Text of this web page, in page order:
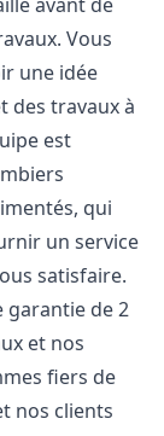
Vous
une idée
des travaux à
est
qui
un service
satisfaire.
garantie de 2
et nos
fiers de
nos clients